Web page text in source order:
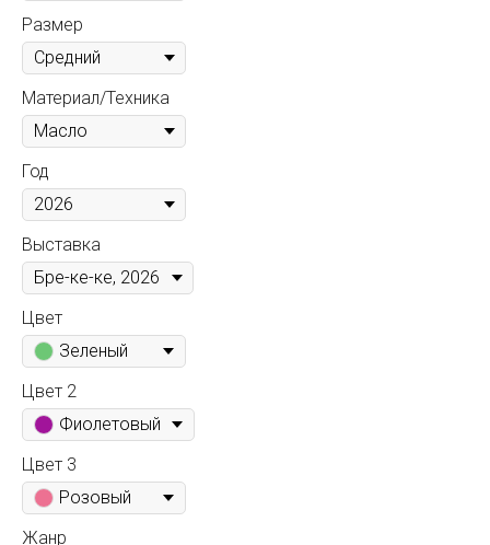
Размер
Материал/Техника
Год
Выставка
Цвет
Зеленый
Цвет 2
Фиолетовый
Цвет 3
Розовый
Жанр